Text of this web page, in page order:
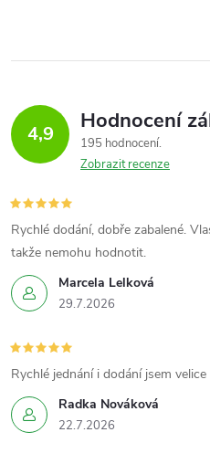
4,9 Hodnocení
195 hodnocení
Zobrazit recenze
Marcela Lelková
29.7.2026
Rychlé dodání, dobře zabalené.
takže nemohu hodnotit.
Radka Nováková
22.7.2026
Rychlé jednání i dodání jsem